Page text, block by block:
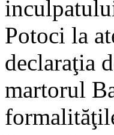
Potoci la
declaraţia
martorul